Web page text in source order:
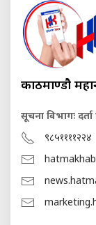
काठमाण्डौ
सूचना विभागः
९८५११११२२४